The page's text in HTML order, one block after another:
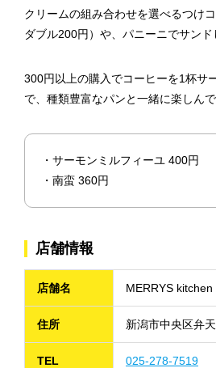
クリームの組み合わせを選べるつけ
ダブル200円）や、パニーニでサンド
300円以上の購入でコーヒーを1杯サ
で、種類豊富なパンと一緒に楽しん
・サーモンミルフィーユ 400円
・南蛮 360円
店舗情報
店舗名 MERRYS kitchen
住所 新潟市中央区弁
TEL 025-278-7519